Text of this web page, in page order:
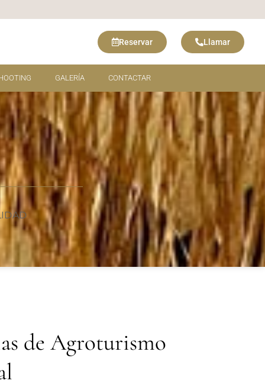
Reservar Llamar
GALERÍA CONTACTAR
de Agroturismo